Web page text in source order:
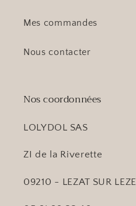
Mes commandes
Nous contacter
Nos coordonnées
LOLYDOL SAS
ZI de la Riverette
09210 - LEZAT SUR LEZE